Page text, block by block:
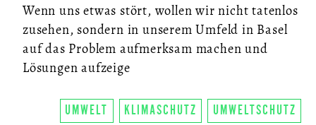
Wenn uns etwas stört, wollen wir nicht tatenlos
zusehen, sondern in unserem Umfeld in Basel
auf das Problem aufmerksam machen und
Lösungen aufzeige
UMWELT KLIMASCHUTZ UMWELTSCHUTZ